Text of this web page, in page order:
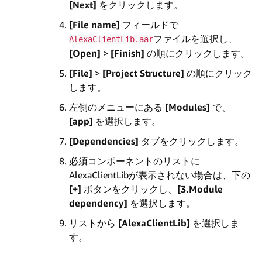
[Next] をクリックします。
[File name] フィールドで
AlexaClientLib.aarファイルを選択し、
[Open] > [Finish] の順にクリックします。
[File] > [Project Structure] の順にクリック
します。
左側のメニューにある [Modules] で、
[app] を選択します。
[Dependencies] タブをクリックします。
必須コンポーネントのリストに
AlexaClientLibが表示されない場合は、下の
[+] ボタンをクリックし、 [3.Module
dependency] を選択します。
リストから [AlexaClientLib] を選択しま
す。